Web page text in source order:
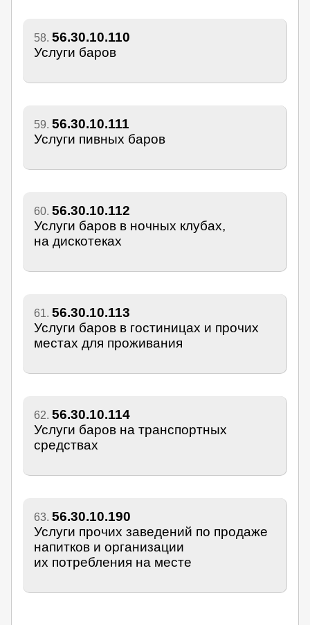
58. 56.30.10.110
Услуги баров
59. 56.30.10.111
Услуги пивных баров
60. 56.30.10.112
Услуги баров в ночных клубах,
на дискотеках
61. 56.30.10.113
Услуги баров в гостиницах и прочих
местах для проживания
62. 56.30.10.114
Услуги баров на транспортных
средствах
63. 56.30.10.190
Услуги прочих заведений по продаже
напитков и организации
их потребления на месте